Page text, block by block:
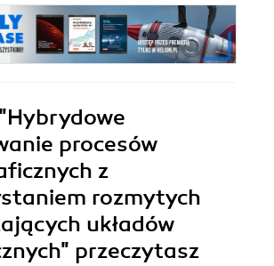
"Hybrydowe
procesów
z
rozmytych
układów
przeczytasz